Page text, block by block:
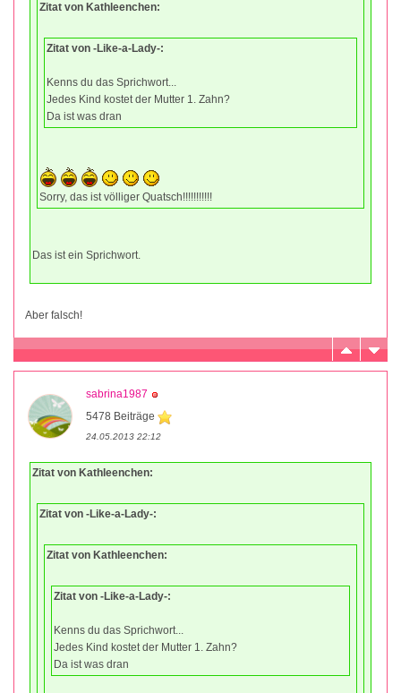
Zitat von Kathleenchen:
Zitat von -Like-a-Lady-:
Kenns du das Sprichwort...
Jedes Kind kostet der Mutter 1. Zahn?
Da ist was dran
Sorry, das ist völliger Quatsch!!!!!!!!!!!
Das ist ein Sprichwort.
Aber falsch!
sabrina1987
5478 Beiträge
24.05.2013 22:12
Zitat von Kathleenchen:
Zitat von -Like-a-Lady-:
Zitat von Kathleenchen:
Zitat von -Like-a-Lady-:
Kenns du das Sprichwort...
Jedes Kind kostet der Mutter 1. Zahn?
Da ist was dran